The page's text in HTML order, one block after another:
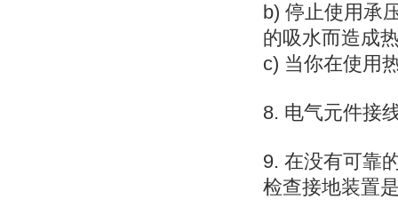
b) 停止使用承
的吸水而造成
c) 当你在使用
8. 电气元件接
9. 在没有可靠
检查接地装置